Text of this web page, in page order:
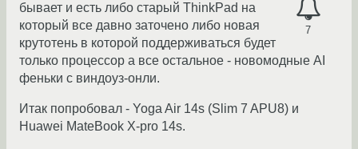
7
бывает и есть либо старый ThinkPad на
который все давно заточено либо новая
крутотень в которой поддерживаться будет
только процессор а все остальное - новомодные AI
феньки с виндоуз-онли.
Итак попробовал - Yoga Air 14s (Slim 7 APU8) и
Huawei MateBook X-pro 14s.